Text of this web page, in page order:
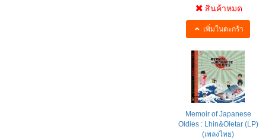
สินค้าหมด
เพิ่มในตะกร้า
Memoir of Japanese
Oldies : Lhin&Oletar (LP)
(เพลงไทย)